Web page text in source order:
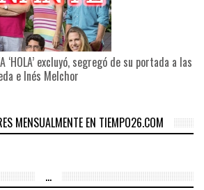
‘HOLA’ excluyó, segregó de su portada a las
e Inés Melchor
MENSUALMENTE EN TIEMPO26.COM
…